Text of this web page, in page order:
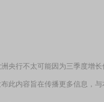
央行不太可能因为三季度增长
此内容旨在传播更多信息，